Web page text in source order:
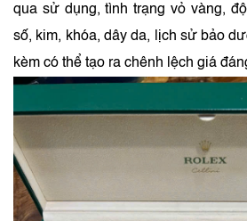
qua sử dụng, tình trạng vỏ vàng,
số, kim, khóa, dây da, lịch sử bảo
kèm có thể tạo ra chênh lệch giá